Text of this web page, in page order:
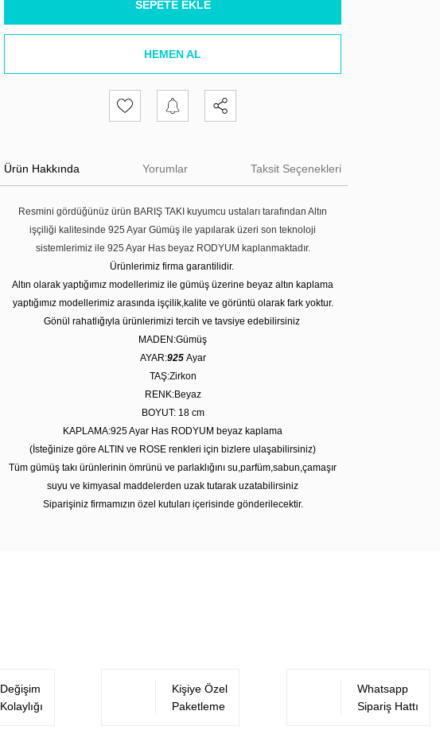
SEPETE EKLE
HEMEN AL
Ürün Hakkında Yorumlar Taksit Seçenekleri
Resmini gördüğünüz ürün BARIŞ TAKI kuyumcu ustaları tarafından Altın
işçiliği kalitesinde 925 Ayar Gümüş ile yapılarak üzeri son teknoloji
sistemlerimiz ile 925 Ayar Has beyaz RODYUM kaplanmaktadır.
Ürünlerimiz firma garantilidir.
Altın olarak yaptığımız modellerimiz ile gümüş üzerine beyaz altın kaplama
yaptığımız modellerimiz arasında işçilik,kalite ve görüntü olarak fark yoktur.
Gönül rahatlığıyla ürünlerimizi tercih ve tavsiye edebilirsiniz
MADEN:Gümüş
AYAR:925 Ayar
TAŞ:Zirkon
RENK:Beyaz
BOYUT: 18 cm
KAPLAMA:925 Ayar Has RODYUM beyaz kaplama
(İsteğinize göre ALTIN ve ROSE renkleri için bizlere ulaşabilirsiniz)
Tüm gümüş takı ürünlerinin ömrünü ve parlaklığını su,parfüm,sabun,çamaşır
suyu ve kimyasal maddelerden uzak tutarak uzatabilirsiniz
Siparişiniz firmamızın özel kutuları içerisinde gönderilecektir.
Değişim
Kolaylığı
Kişiye Özel
Paketleme
Whatsapp
Sipariş Hattı